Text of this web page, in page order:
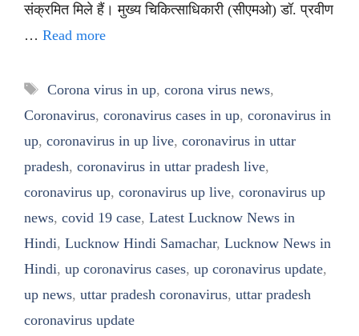
संक्रमित मिले हैं। मुख्य चिकित्साधिकारी (सीएमओ) डॉ. प्रवीण
… Read more
Tags
Corona virus in up, corona virus news,
Coronavirus, coronavirus cases in up, coronavirus in
up, coronavirus in up live, coronavirus in uttar
pradesh, coronavirus in uttar pradesh live,
coronavirus up, coronavirus up live, coronavirus up
news, covid 19 case, Latest Lucknow News in
Hindi, Lucknow Hindi Samachar, Lucknow News in
Hindi, up coronavirus cases, up coronavirus update,
up news, uttar pradesh coronavirus, uttar pradesh
coronavirus update